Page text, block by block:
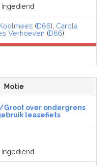
Ingediend
(D66), Carola
Verhoeven (D66)
Motie
Groot over ondergrens
leasefiets
Ingediend